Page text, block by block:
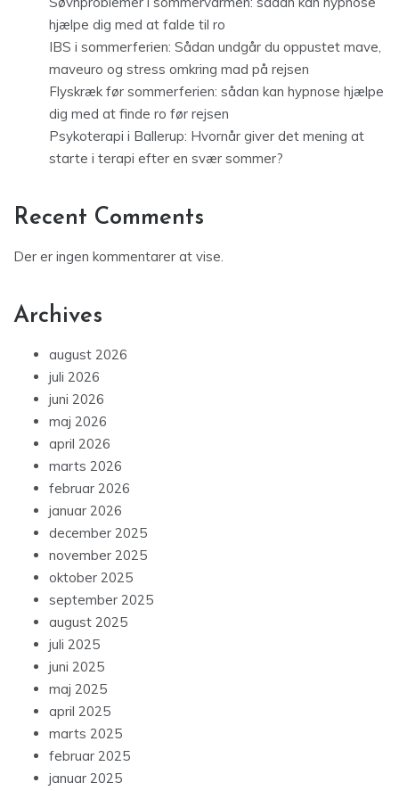
hjælpe dig med at falde til ro
IBS i sommerferien: Sådan undgår du oppustet mave,
maveuro og stress omkring mad på rejsen
Flyskræk før sommerferien: sådan kan hypnose hjælpe
dig med at finde ro før rejsen
Psykoterapi i Ballerup: Hvornår giver det mening at
starte i terapi efter en svær sommer?
Recent Comments
Der er ingen kommentarer at vise.
Archives
august 2026
juli 2026
juni 2026
maj 2026
april 2026
marts 2026
februar 2026
januar 2026
december 2025
november 2025
oktober 2025
september 2025
august 2025
juli 2025
juni 2025
maj 2025
april 2025
marts 2025
februar 2025
januar 2025